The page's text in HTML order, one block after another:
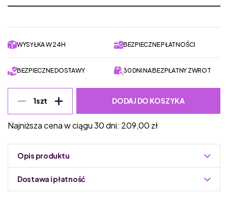
WYSYŁKA W 24H BEZPIECZNE PŁATNOŚCI
BEZPIECZNE DOSTAWY 30 DNI NA BEZPŁATNY ZWROT
1szt DODAJ DO KOSZYKA
Najniższa cena w ciągu 30 dni: 209,00 zł
Opis produktu
Dostawa i płatność